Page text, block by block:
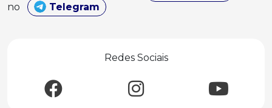
no
Telegram
Redes Sociais